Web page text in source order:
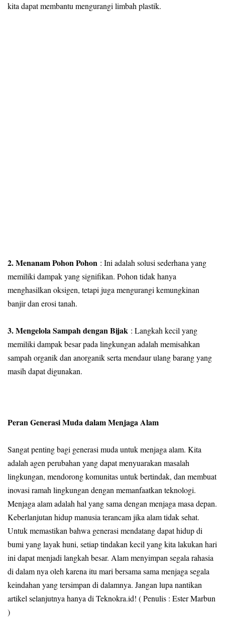
kita dapat membantu mengurangi limbah plastik.
2. Menanam Pohon Pohon : Ini adalah solusi sederhana yang
memiliki dampak yang signifikan. Pohon tidak hanya
menghasilkan oksigen, tetapi juga mengurangi kemungkinan
banjir dan erosi tanah.
3. Mengelola Sampah dengan Bijak : Langkah kecil yang
memiliki dampak besar pada lingkungan adalah memisahkan
sampah organik dan anorganik serta mendaur ulang barang yang
masih dapat digunakan.
Peran Generasi Muda dalam Menjaga Alam
Sangat penting bagi generasi muda untuk menjaga alam. Kita
adalah agen perubahan yang dapat menyuarakan masalah
lingkungan, mendorong komunitas untuk bertindak, dan membuat
inovasi ramah lingkungan dengan memanfaatkan teknologi.
Menjaga alam adalah hal yang sama dengan menjaga masa depan.
Keberlanjutan hidup manusia terancam jika alam tidak sehat.
Untuk memastikan bahwa generasi mendatang dapat hidup di
bumi yang layak huni, setiap tindakan kecil yang kita lakukan hari
ini dapat menjadi langkah besar. Alam menyimpan segala rahasia
di dalam nya oleh karena itu mari bersama sama menjaga segala
keindahan yang tersimpan di dalamnya. Jangan lupa nantikan
artikel selanjutnya hanya di Teknokra.id! ( Penulis : Ester Marbun
)